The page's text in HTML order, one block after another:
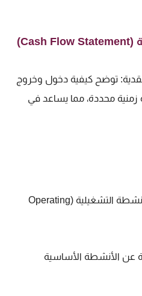
توضح كيفية دخول وخروج
زمنية محددة، مما يساعد في
التدفقات النقدية من الأنشطة التشغيلية (Operating
عن الأنشطة الأساسية